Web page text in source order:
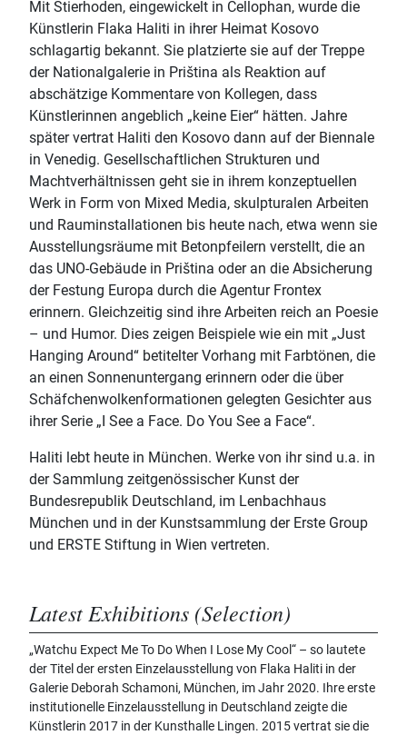
Mit Stierhoden, eingewickelt in Cellophan, wurde die
Künstlerin Flaka Haliti in ihrer Heimat Kosovo
schlagartig bekannt. Sie platzierte sie auf der Treppe
der Nationalgalerie in Priština als Reaktion auf
abschätzige Kommentare von Kollegen, dass
Künstlerinnen angeblich „keine Eier“ hätten. Jahre
später vertrat Haliti den Kosovo dann auf der Biennale
in Venedig. Gesellschaftlichen Strukturen und
Machtverhältnissen geht sie in ihrem konzeptuellen
Werk in Form von Mixed Media, skulpturalen Arbeiten
und Rauminstallationen bis heute nach, etwa wenn sie
Ausstellungsräume mit Betonpfeilern verstellt, die an
das UNO-Gebäude in Priština oder an die Absicherung
der Festung Europa durch die Agentur Frontex
erinnern. Gleichzeitig sind ihre Arbeiten reich an Poesie
– und Humor. Dies zeigen Beispiele wie ein mit „Just
Hanging Around“ betitelter Vorhang mit Farbtönen, die
an einen Sonnenuntergang erinnern oder die über
Schäfchenwolkenformationen gelegten Gesichter aus
ihrer Serie „I See a Face. Do You See a Face“.
Haliti lebt heute in München. Werke von ihr sind u.a. in
der Sammlung zeitgenössischer Kunst der
Bundesrepublik Deutschland, im Lenbachhaus
München und in der Kunstsammlung der Erste Group
und ERSTE Stiftung in Wien vertreten.
Latest Exhibitions (Selection)
„Watchu Expect Me To Do When I Lose My Cool“ – so lautete
der Titel der ersten Einzelausstellung von Flaka Haliti in der
Galerie Deborah Schamoni, München, im Jahr 2020. Ihre erste
institutionelle Einzelausstellung in Deutschland zeigte die
Künstlerin 2017 in der Kunsthalle Lingen. 2015 vertrat sie die